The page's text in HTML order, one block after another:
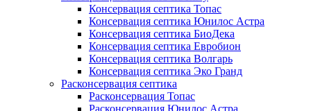
Консервация септика Топас
Консервация септика Юнилос Астра
Консервация септика БиоДека
Консервация септика Евробион
Консервация септика Волгарь
Консервация септика Эко Гранд
Расконсервация септика
Расконсервация Топас
Расконсервация Юнилос Астра